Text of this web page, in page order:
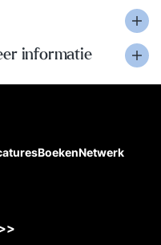
informatie
BoekenNetwerk